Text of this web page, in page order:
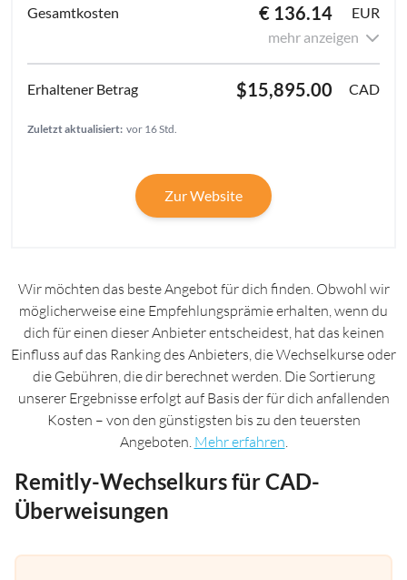
€ 136.14
EUR
mehr anzeigen
$15,895.00 CAD
Zuletzt aktualisiert: vor 16 Std.
Zur Website
Wir möchten das beste Angebot für dich finden. Obwohl wir
möglicherweise eine Empfehlungsprämie erhalten, wenn du
dich für einen dieser Anbieter entscheidest, hat das keinen
Einfluss auf das Ranking des Anbieters, die Wechselkurse oder
die Gebühren, die dir berechnet werden. Die Sortierung
unserer Ergebnisse erfolgt auf Basis der für dich anfallenden
Kosten – von den günstigsten bis zu den teuersten
Angeboten. Mehr erfahren.
Remitly-Wechselkurs für CAD-
Überweisungen